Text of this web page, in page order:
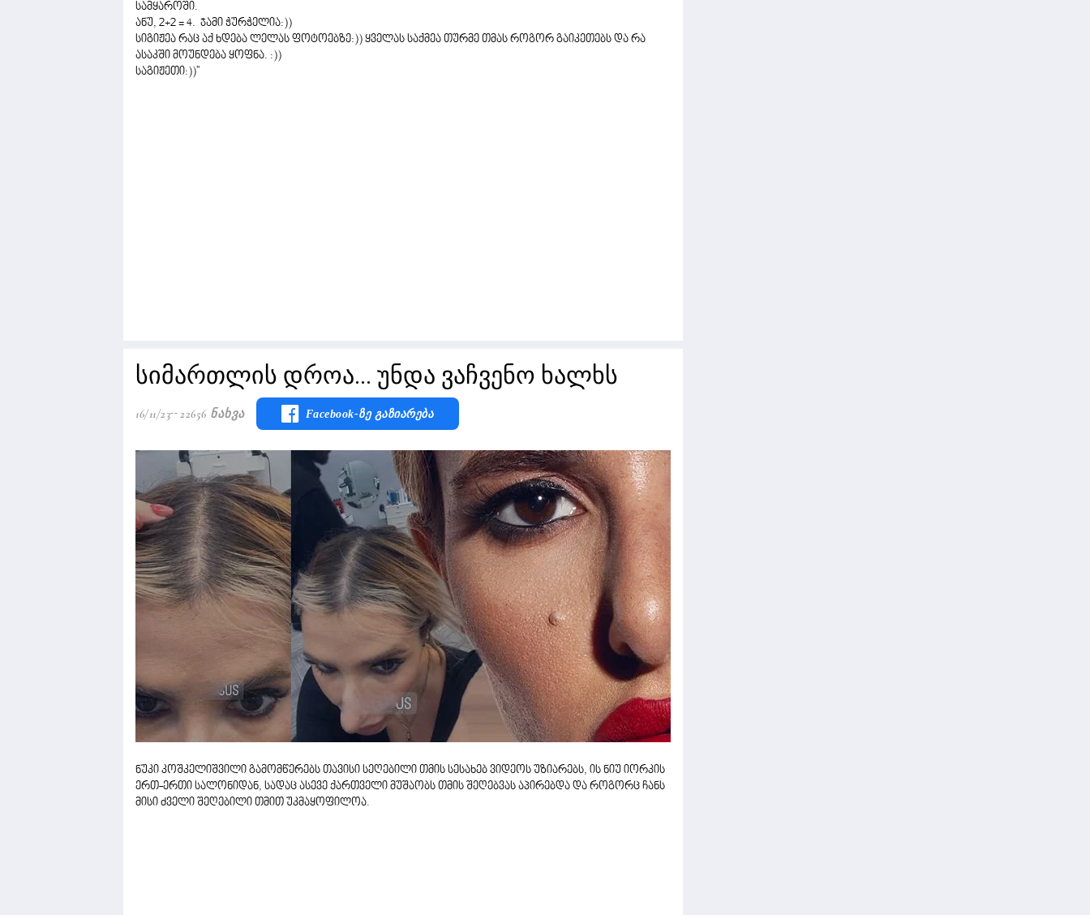
სამყაროში.
ანუ, 2+2 = 4. ჯამი ჭურჭელია:))
სიგიჟეა რაც აქ ხდება ლელას ფოტოებზე:)) ყველას საქმეა თურმე თმას როგორ გაიკეთებს და რა
ასაკში მოუნდება ყოფნა. :))
საგიჟეთი:))''
სიმართლის დროა... უნდა ვაჩვენო ხალხს
16/11/23 22656 Ნახვა Facebook-Ზე Გაზიარება
ნუკი კოშკელიშვილი გამომწერებს თავისი სეღებილი თმის სესახებ ვიდეოს უზიარებს, ის ნიუ იორკის
ერთ-ერთი სალონიდან, სადაც ასევე ქართველი მუშაობს თმის შეღებვას აპირებდა და როგორც ჩანს
მისი ძველი შეღებილი თმით უკმაყოფილოა.